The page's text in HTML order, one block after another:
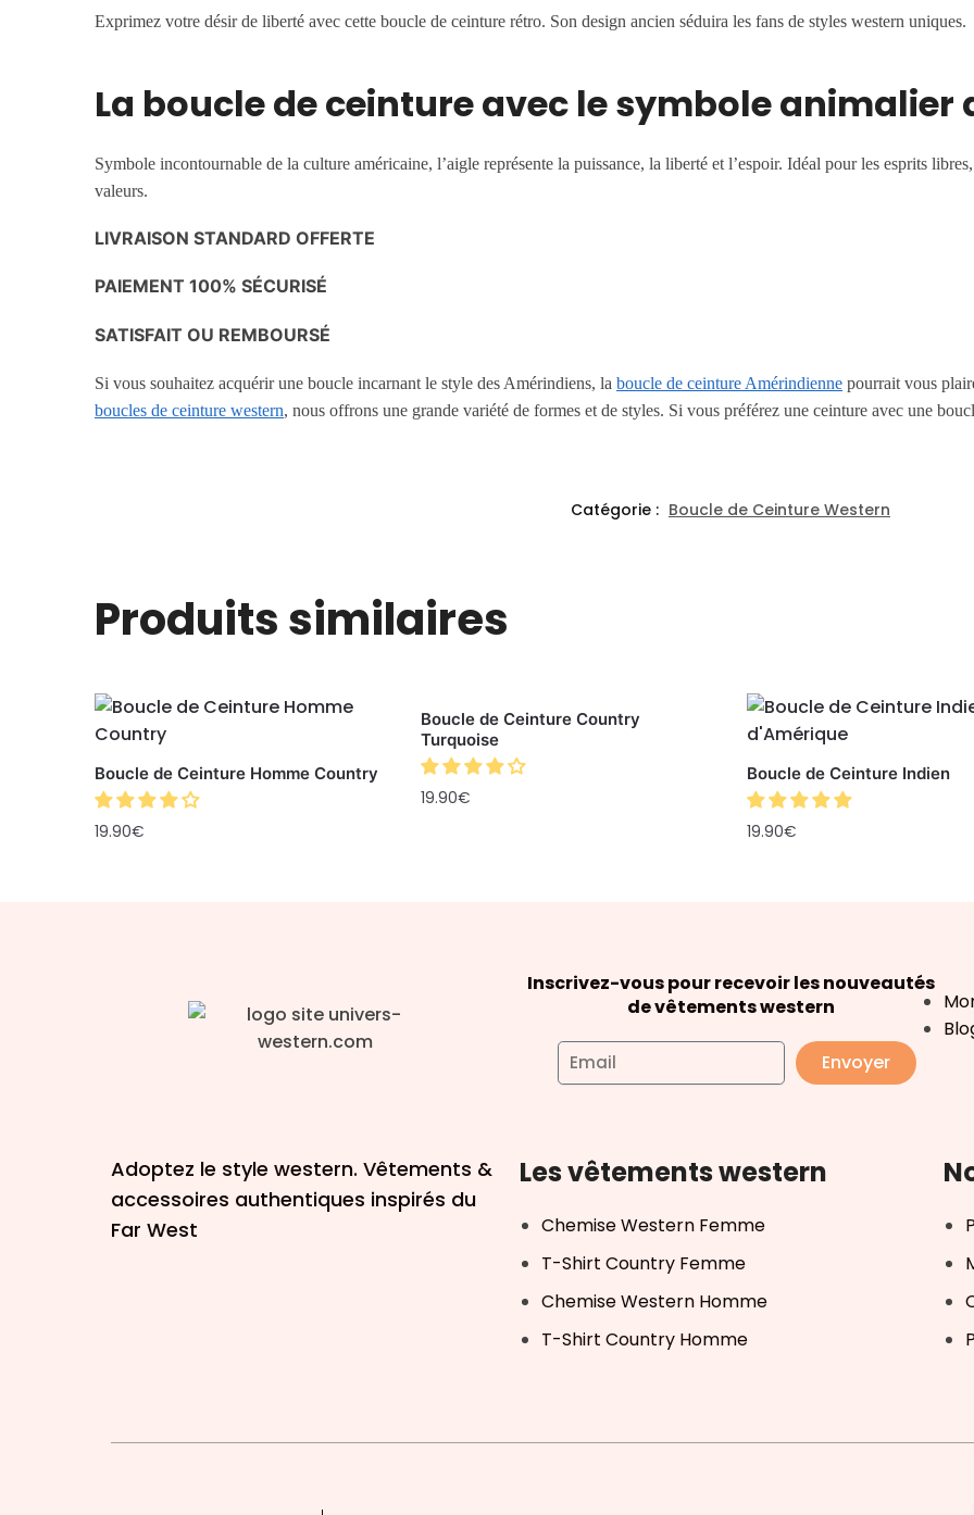
Exprimez votre désir de liberté avec cette boucle de ceinture rétro. Son design ancien séduira les fans de styles western uniques.
La boucle de ceinture avec le symbole animalier
Symbole incontournable de la culture américaine, l’aigle représente la puissance, la liberté et l’espoir. Idéal pour les esprits
valeurs.
LIVRAISON STANDARD OFFERTE
PAIEMENT 100% SÉCURISÉ
SATISFAIT OU REMBOURSÉ
Si vous souhaitez acquérir une boucle incarnant le style des Amérindiens, laboucle de ceinture Amérindienne pourrait vous
boucles de ceinture western, nous offrons une grande variété de formes et de styles. Si vous préférez une ceinture avec une
Catégorie : Boucle de Ceinture Western
Produits similaires
Boucle de Ceinture Homme Country
19.90€
Boucle de Ceinture Country
Turquoise
19.90€
Boucle de Ceinture Indien
19.90€
Inscrivez-vous pour recevoir les nouveautés
de vêtements western
Envoyer
Adoptez le style western. Vêtements &
accessoires authentiques inspirés du
Far West
Les vêtements western
Chemise Western Femme
T-Shirt Country Femme
Chemise Western Homme
T-Shirt Country Homme